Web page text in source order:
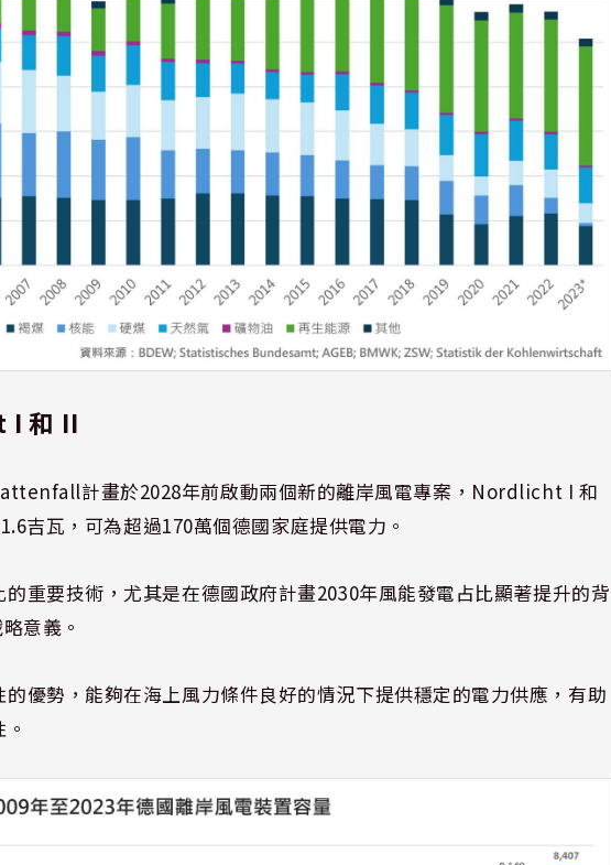
I 和 II
計畫於2028年前啟動兩個新的離岸風電專案，Nordlicht I 和
吉瓦，可為超過170萬個德國家庭提供電力。
重要技術，尤其是在德國政府計畫2030年風能發電占比顯著提升的背
意義。
優勢，能夠在海上風力條件良好的情況下提供穩定的電力供應，有助